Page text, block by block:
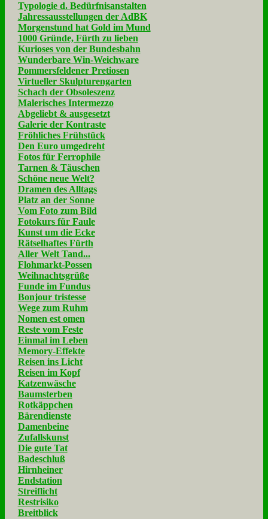
Typologie d. Bedürfnisanstalten
Jahressausstellungen der AdBK
Morgenstund hat Gold im Mund
1000 Gründe, Fürth zu lieben
Kurioses von der Bundesbahn
Wunderbare Win-Weichware
Pommersfeldener Pretiosen
Virtueller Skulpturengarten
Schach der Obsoleszenz
Malerisches Intermezzo
Abgeliebt & ausgesetzt
Galerie der Kontraste
Fröhliches Frühstück
Den Euro umgedreht
Fotos für Ferrophile
Tarnen & Täuschen
Schöne neue Welt?
Dramen des Alltags
Platz an der Sonne
Vom Foto zum Bild
Fotokurs für Faule
Kunst um die Ecke
Rätselhaftes Fürth
Aller Welt Tand...
Flohmarkt-Possen
Weihnachtsgrüße
Funde im Fundus
Bonjour tristesse
Wege zum Ruhm
Nomen est omen
Reste vom Feste
Einmal im Leben
Memory-Effekte
Reisen ins Licht
Reisen im Kopf
Katzenwäsche
Baumsterben
Rotkäppchen
Bärendienste
Damenbeine
Zufallskunst
Die gute Tat
Badeschluß
Hirnheiner
Endstation
Streiflicht
Restrisiko
Breitblick